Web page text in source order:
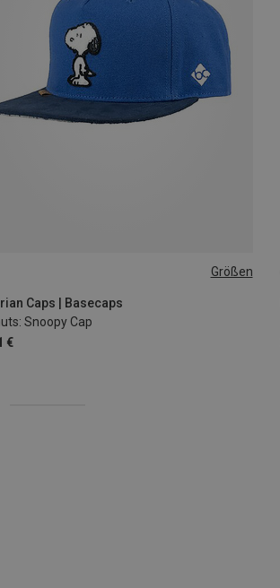
Größen
Caps | Basecaps
Snoopy Cap
€
SIZE